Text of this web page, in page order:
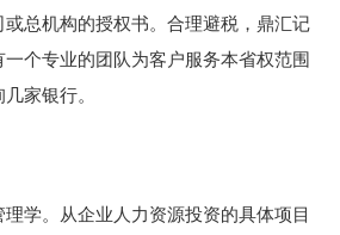
总机构的授权书。合理避税，鼎汇记
个专业的团队为客户服务本省权范围
家银行。
学。从企业人力资源投资的具体项目